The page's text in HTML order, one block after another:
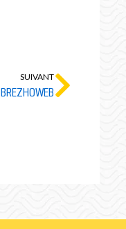
SUIVANT
BREZHOWEB